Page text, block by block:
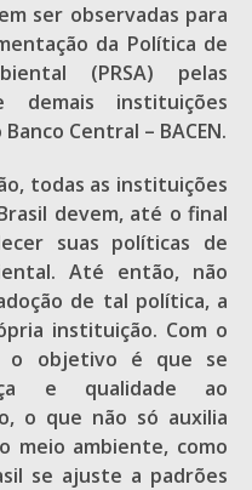
ser observadas para
da Política de
(PRSA) pelas
demais instituições
Central – BACEN.
todas as instituições
devem, até o final
suas políticas de
Até então, não
de tal política, a
instituição. Com o
o objetivo é que se
e qualidade ao
o que não só auxilia
meio ambiente, como
se ajuste a padrões